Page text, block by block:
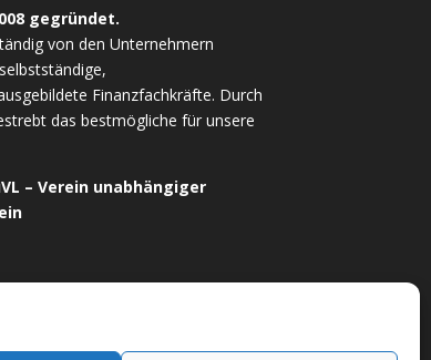
gegründet.
von den Unternehmern
Finanzfachkräfte. Durch
das bestmögliche für unsere
– Verein unabhängiger